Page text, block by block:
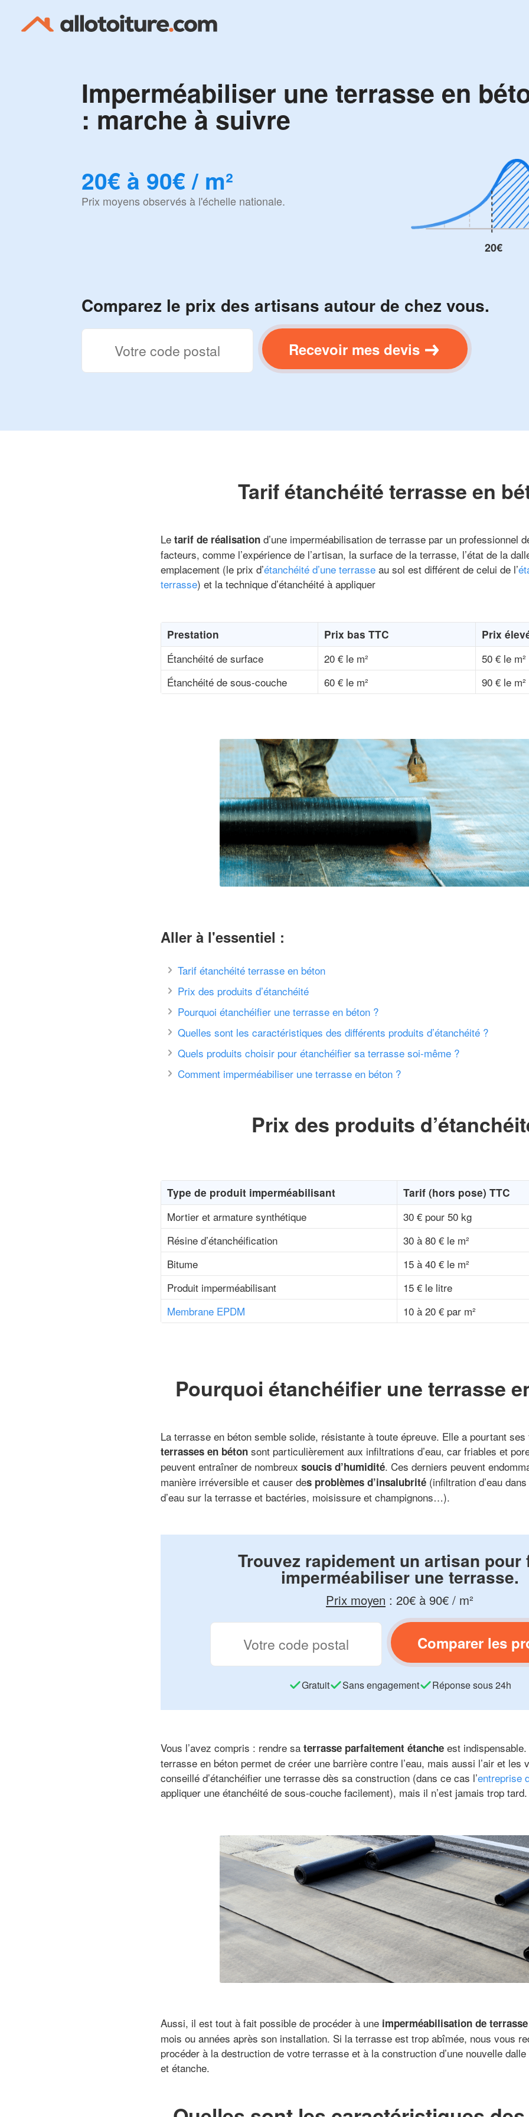
Imperméabiliser une terrasse en
: marche à suivre
20€ à 90€ / m²
Prix moyens observés à l'échelle nationale.
20€
Comparez le prix des artisans autour de chez vous.
Recevoir mes devis
Tarif étanchéité terrasse en
Letarif de réalisationd’une imperméabilisation de terrasse par un professionnel
facteurs, comme l’expérience de l’artisan, la surface de la terrasse, l’état de la
emplacement (le prix d’étanchéité d’une terrasseau sol est différent de celui de l’
terrasse) et la technique d’étanchéité à appliquer
Prestation Prix bas TTC
Prix
Étanchéité de surface
20 € le m²
50 € le m²
Étanchéité de sous-couche
60 € le m² 90 € le m²
Aller à l'essentiel :
Tarif étanchéité terrasse en béton
Prix des produits d’étanchéité
Pourquoi étanchéifier une terrasse en béton ?
Quelles sont les caractéristiques des différents produits d’étanchéité ?
Quels produits choisir pour étanchéifier sa terrasse soi-même ?
Comment imperméabiliser une terrasse en béton ?
Prix des produits
Type de produit imperméabilisant
Tarif (hors pose) TTC
Mortier et armature synthétique
30 € pour 50 kg
Résine d’étanchéification
30 à 80 € le m²
Bitume
15 à 40 € le m²
Produit imperméabilisant
15 € le litre
Membrane EPDM
10 à 20 € par m²
Pourquoi étanchéifier une terrasse
La terrasse en béton semble solide, résistante à toute épreuve. Elle a pourtant
terrasses en bétonsont particulièrement aux infiltrations d’eau, car friables et
peuvent entraîner de nombreux soucis d’humidité. Ces derniers peuvent
manière irréversible et causer des problèmes d’insalubrité(infiltration d’eau
d’eau sur la terrasse et bactéries, moisissure et champignons…).
Trouvez rapidement un artisan pour
imperméabiliser une terrasse.
Prix moyen : 20€ à 90€ / m²
Comparer les
Gratuit Sans engagement Réponse sous 24h
Vous l’avez compris : rendre saterrasse parfaitement étancheest
terrasse en béton permet de créer une barrière contre l’eau, mais aussi l’air et les
conseillé d’étanchéifier une terrasse dès sa construction (dans ce cas l’entreprise
appliquer une étanchéité de sous-couche facilement), mais il n’est jamais trop tard.
Aussi, il est tout à fait possible de procéder à uneimperméabilisation de terrasse
mois ou années après son installation. Si la terrasse est trop abîmée, nous vous
procéder à la destruction de votre terrasse et à la construction d’une nouvelle
et étanche.